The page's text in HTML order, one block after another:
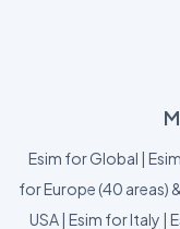
Esim for Global |
for Europe (40 areas)
USA| Esim for Italy |